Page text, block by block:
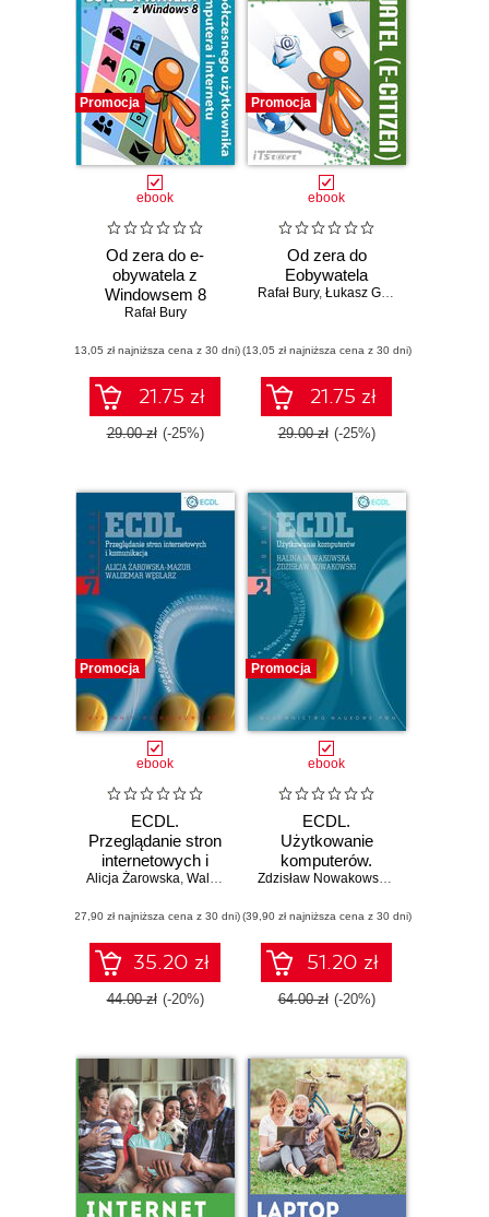
Promocja
ebook
Od zera do e-
obywatela z
Windowsem 8
Rafał Bury
(13,05 zł najniższa cena z 30 dni)
21.75 zł
29.00 zł (-25%)
Promocja
ebook
Od zera do
Eobywatela
Rafał Bury, Łukasz Galos
(13,05 zł najniższa cena z 30 dni)
21.75 zł
29.00 zł (-25%)
Promocja
ebook
ECDL.
Przeglądanie stron
internetowych i
komunikacja.
Alicja Żarowska, Waldemar Węglarz
(27,90 zł najniższa cena z 30 dni)
35.20 zł
44.00 zł (-20%)
Promocja
ebook
ECDL.
Użytkowanie
komputerów.
Moduł 2
Zdzisław Nowakowski,
(39,90 zł najniższa cena z 30 dni)
51.20 zł
64.00 zł (-20%)